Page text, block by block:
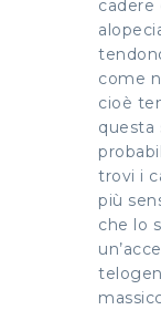
cadere
come
cioè
questa
trovi i
più
che lo